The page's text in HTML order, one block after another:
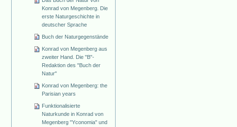
Konrad von Megenberg. Die
erste Naturgeschichte in
deutscher Sprache
Buch der Naturgegenstände
Konrad von Megenberg aus
zweiter Hand. Die "B"-
Redaktion des "Buch der
Natur"
Konrad von Megenberg: the
Parisian years
Funktionalisierte
Naturkunde in Konrad von
Megenberg "Yconomia" und